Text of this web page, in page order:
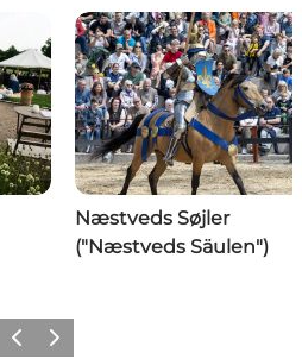
Næstveds Søjler
("Næstveds Säulen")
ZurückWeiter